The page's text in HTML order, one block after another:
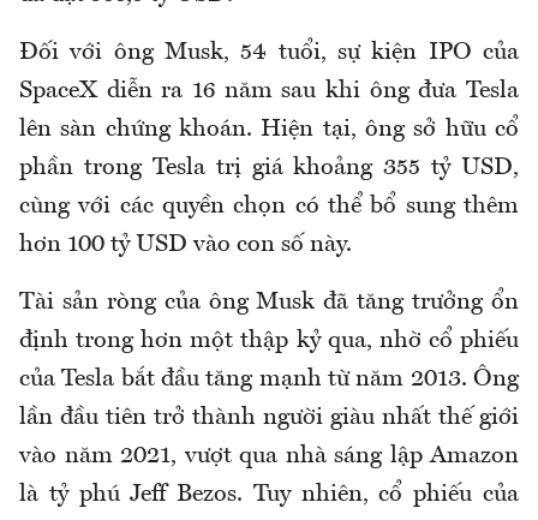
Đối với ông Musk, 54 tuổi, sự kiện IPO của
SpaceX diễn ra 16 năm sau khi ông đưa Tesla
lên sàn chứng khoán. Hiện tại, ông sở hữu cổ
phần trong Tesla trị giá khoảng 355 tỷ USD,
cùng với các quyền chọn có thể bổ sung thêm
hơn 100 tỷ USD vào con số này.
Tài sản ròng của ông Musk đã tăng trưởng ổn
định trong hơn một thập kỷ qua, nhờ cổ phiếu
của Tesla bắt đầu tăng mạnh từ năm 2013. Ông
lần đầu tiên trở thành người giàu nhất thế giới
vào năm 2021, vượt qua nhà sáng lập Amazon
là tỷ phú Jeff Bezos. Tuy nhiên, cổ phiếu của